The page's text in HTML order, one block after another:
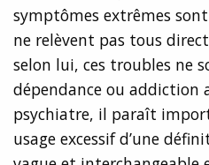
symptômes extrêmes
ne relèvent pas tous
selon lui, ces troubles ne
dépendance ou addiction
psychiatre, il paraît
usage excessif d’une